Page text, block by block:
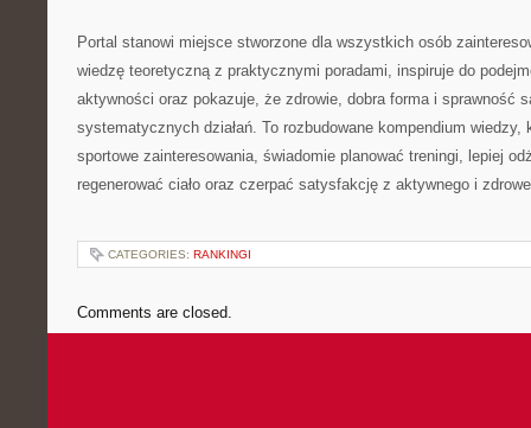
Portal stanowi miejsce stworzone dla wszystkich osób
wiedzę teoretyczną z praktycznymi poradami, inspiruje do
aktywności oraz pokazuje, że zdrowie, dobra forma i sprawność
systematycznych działań. To rozbudowane kompendium wiedzy,
sportowe zainteresowania, świadomie planować treningi, lepiej
regenerować ciało oraz czerpać satysfakcję z aktywnego i
CATEGORIES: RANKINGI
Comments are closed.